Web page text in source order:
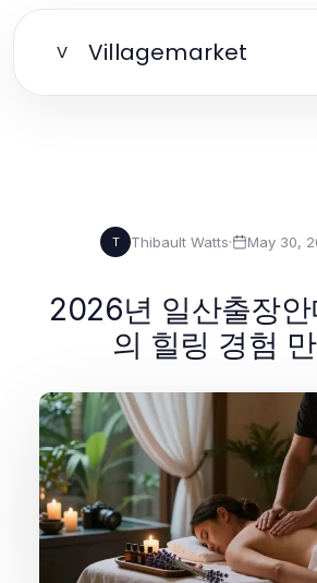
V Villagemarket
T Thibault Watts· May 30,
2026년 일산출장
의 힐링 경험